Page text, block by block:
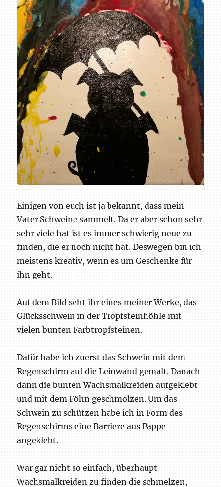
Einigen von euch ist ja bekannt, dass mein
Vater Schweine sammelt. Da er aber schon sehr
sehr viele hat ist es immer schwierig neue zu
finden, die er noch nicht hat. Deswegen bin ich
meistens kreativ, wenn es um Geschenke für
ihn geht.
Auf dem Bild seht ihr eines meiner Werke, das
Glücksschwein in der Tropfsteinhöhle mit
vielen bunten Farbtropfsteinen.
Dafür habe ich zuerst das Schwein mit dem
Regenschirm auf die Leinwand gemalt. Danach
dann die bunten Wachsmalkreiden aufgeklebt
und mit dem Föhn geschmolzen. Um das
Schwein zu schützen habe ich in Form des
Regenschirms eine Barriere aus Pappe
angeklebt.
War gar nicht so einfach, überhaupt
Wachsmalkreiden zu finden die schmelzen,